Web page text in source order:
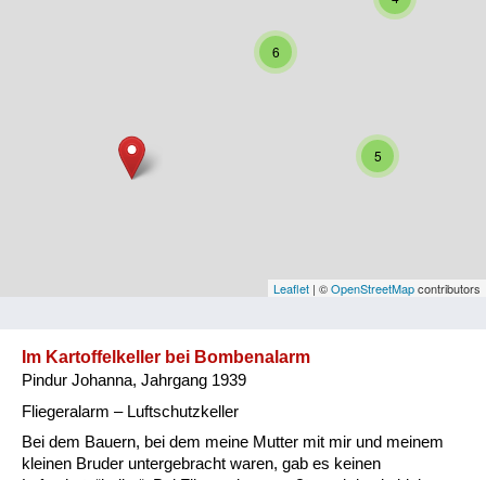
Niederösterreich
Vorarlberg
Kategorie
Besatzungsmächte
5
6
Leaflet | ©OpenStreetMapcontributors
Im Kartoffelkeller bei Bombenalarm
Pindur Johanna, Jahrgang 1939
Fliegeralarm – Luftschutzkeller
Bei dem Bauern, bei dem meine Mutter mit mir und meinem
kleinen Bruder untergebracht waren, gab es keinen